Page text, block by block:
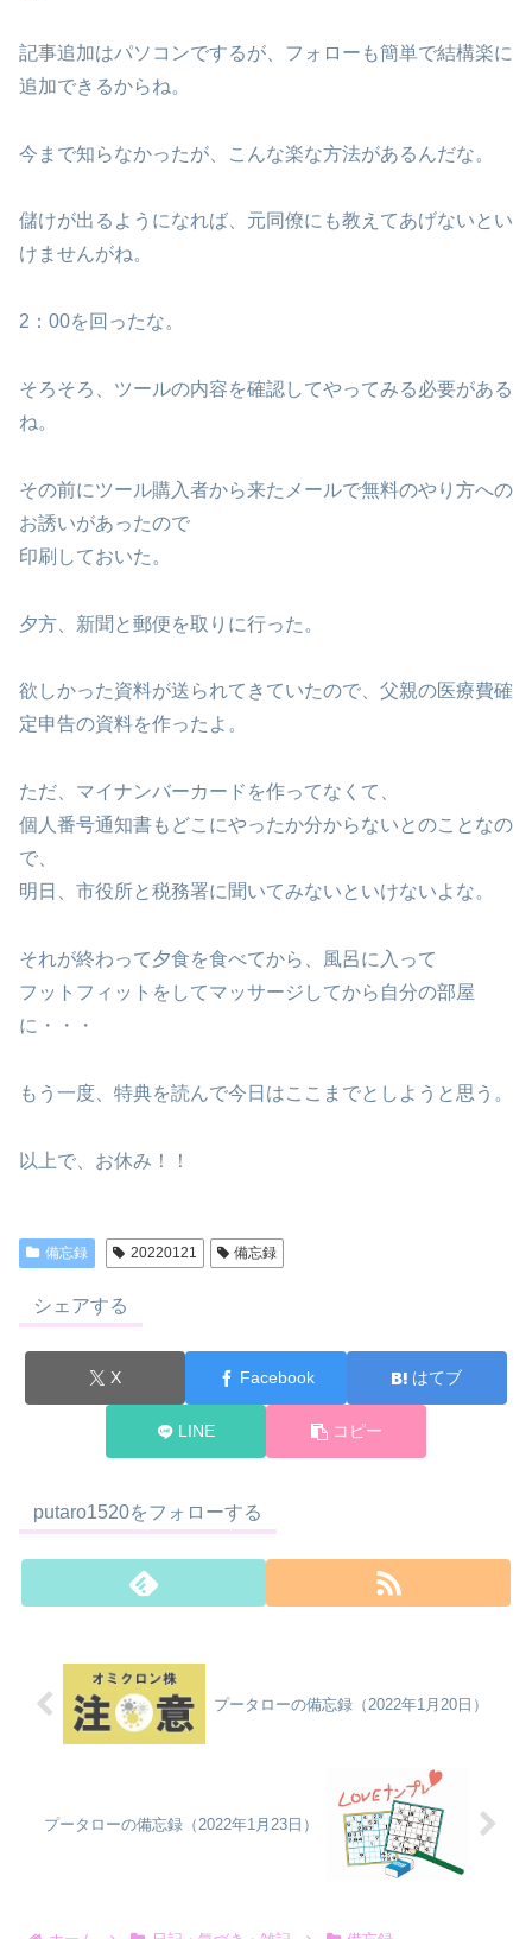
記事追加はパソコンでするが、フォローも簡単で結構楽に
追加できるからね。
今まで知らなかったが、こんな楽な方法があるんだな。
儲けが出るようになれば、元同僚にも教えてあげないとい
けませんがね。
2：00を回ったな。
そろそろ、ツールの内容を確認してやってみる必要がある
ね。
その前にツール購入者から来たメールで無料のやり方への
お誘いがあったので
印刷しておいた。
夕方、新聞と郵便を取りに行った。
欲しかった資料が送られてきていたので、父親の医療費確
定申告の資料を作ったよ。
ただ、マイナンバーカードを作ってなくて、
個人番号通知書もどこにやったか分からないとのことなの
で、
明日、市役所と税務署に聞いてみないといけないよな。
それが終わって夕食を食べてから、風呂に入って
フットフィットをしてマッサージしてから自分の部屋
に・・・
もう一度、特典を読んで今日はここまでとしようと思う。
以上で、お休み！！
備忘録 20220121 備忘録
シェアする
X Facebook はてブ
LINE コピー
putaro1520をフォローする
プータローの備忘録（2022年1月20日）
プータローの備忘録（2022年1月23日）